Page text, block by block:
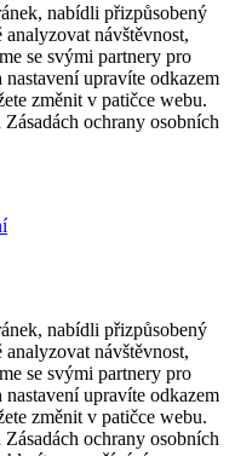
nabídli přizpůsobený
návštěvnost,
se svými partnery pro
upravíte odkazem
změnit v patičce webu.
ochrany osobních
nabídli přizpůsobený
návštěvnost,
se svými partnery pro
upravíte odkazem
změnit v patičce webu.
ochrany osobních